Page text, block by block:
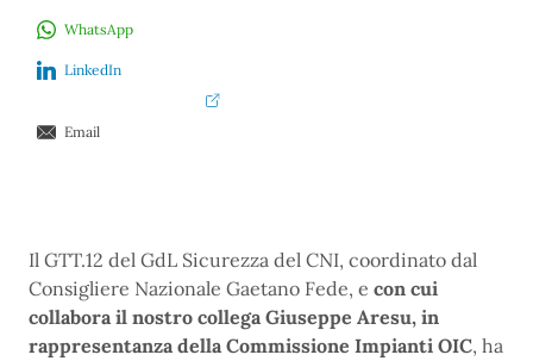
WhatsApp
LinkedIn
Email
Il GTT.12 del GdL Sicurezza del CNI, coordinato dal
Consigliere Nazionale Gaetano Fede, e con cui
collabora il nostro collega Giuseppe Aresu, in
rappresentanza della Commissione Impianti OIC, ha